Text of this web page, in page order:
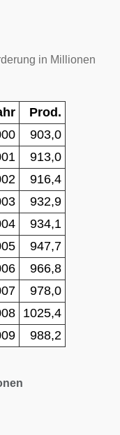
in Millionen
Prod.
903,0
913,0
916,4
932,9
934,1
947,7
966,8
978,0
1025,4
988,2